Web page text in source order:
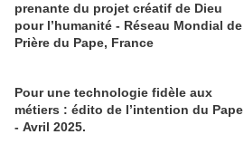
prenante du projet créatif de Dieu
pour l’humanité - Réseau Mondial de
Prière du Pape, France
Pour une technologie fidèle aux
métiers : édito de l’intention du Pape
- Avril 2025.